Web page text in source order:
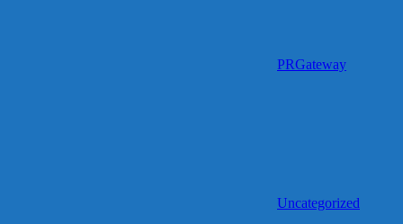
PRGateway
Uncategorized